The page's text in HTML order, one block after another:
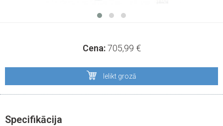
Cena:705,99 €
Ielikt grozā
Specifikācija